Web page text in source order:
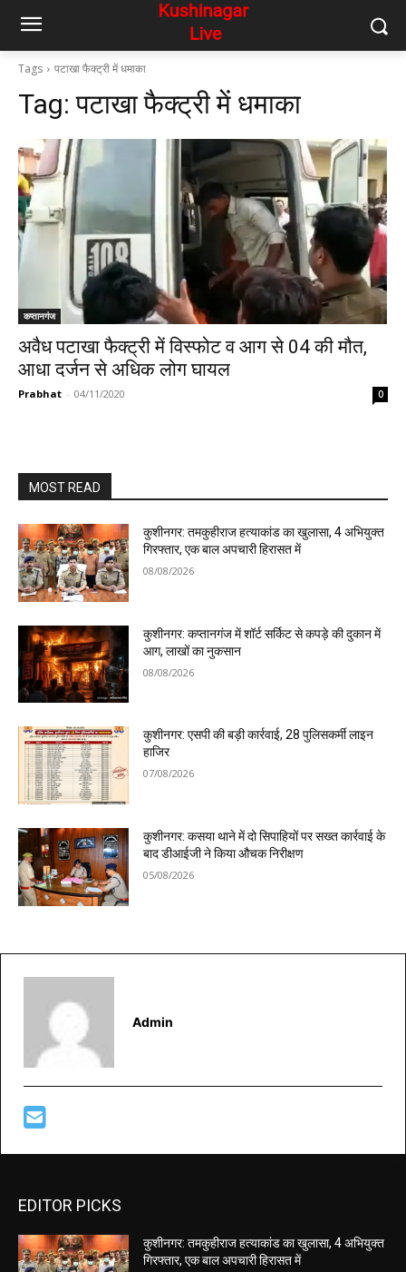
Tags पटाखा फैक्ट्री में धमाका
Tag:पटाखा फैक्ट्री में धमाका
कप्तानगंज
अवैध पटाखा फैक्ट्री में विस्फोट व आग से 04 की मौत,
आधा दर्जन से अधिक लोग घायल
Prabhat - 04/11/2020 0
MOST READ
कुशीनगर: तमकुहीराज हत्याकांड का खुलासा, 4 अभियुक्त
गिरफ्तार, एक बाल अपचारी हिरासत में
08/08/2026
कुशीनगर: कप्तानगंज में शॉर्ट सर्किट से कपड़े की दुकान में
आग, लाखों का नुकसान
08/08/2026
कुशीनगर: एसपी की बड़ी कार्रवाई, 28 पुलिसकर्मी लाइन
हाजिर
07/08/2026
कुशीनगर: कसया थाने में दो सिपाहियों पर सख्त कार्रवाई के
बाद डीआईजी ने किया औचक निरीक्षण
05/08/2026
Admin
EDITOR PICKS
कुशीनगर: तमकुहीराज हत्याकांड का खुलासा, 4 अभियुक्त
गिरफ्तार, एक बाल अपचारी हिरासत में